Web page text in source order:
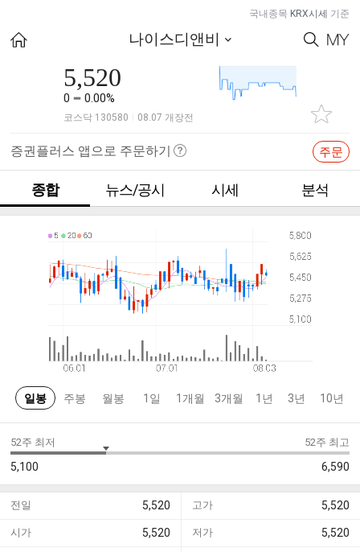
국내종목 KRX시세 기준
나이스디앤비
5,520
0 0.00%
코스닥 130580 08.07 개장전
증권플러스 앱으로 주문하기 주문
종합 뉴스/공시 시세 분석
일봉 주봉 월봉 1일 1개월 3개월 1년 3년 10년
52주 최저
5,100
52주 최고
6,590
전일 5,520 고가 5,520
시가 5,520 저가 5,520